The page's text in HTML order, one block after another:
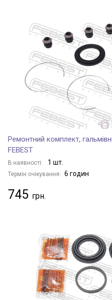
Ремонтний комплект,
FEBEST
В наявності: 1 шт.
Термін очікування: 6 годин
745